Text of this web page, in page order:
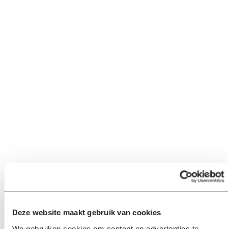
Deze website maakt gebruik van cookies